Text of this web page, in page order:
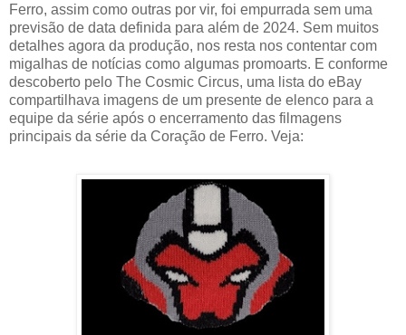
Ferro, assim como outras por vir, foi empurrada sem uma
previsão de data definida para além de 2024. Sem muitos
detalhes agora da produção, nos resta nos contentar com
migalhas de notícias como algumas promoarts. E conforme
descoberto pelo The Cosmic Circus, uma lista do eBay
compartilhava imagens de um presente de elenco para a
equipe da série após o encerramento das filmagens
principais da série da Coração de Ferro. Veja: